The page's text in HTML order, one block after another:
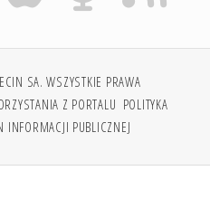
SA. WSZYSTKIE PRAWA
Z PORTALU POLITYKA
INFORMACJI PUBLICZNEJ